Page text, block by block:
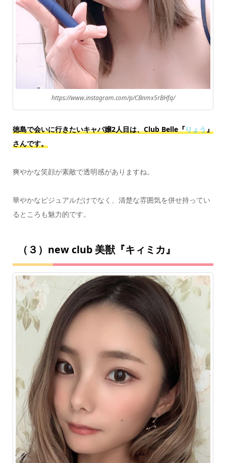
https://www.instagram.com/p/CBnmx5rBHfq/
徳島で会いに行きたいキャバ嬢2人目は、Club Belle『りょう』
さんです。
爽やかな笑顔が素敵で透明感がありますね。
華やかなビジュアルだけでなく、清楚な雰囲気を併せ持ってい
るところも魅力的です。
（３）new club 美獣『キィミカ』